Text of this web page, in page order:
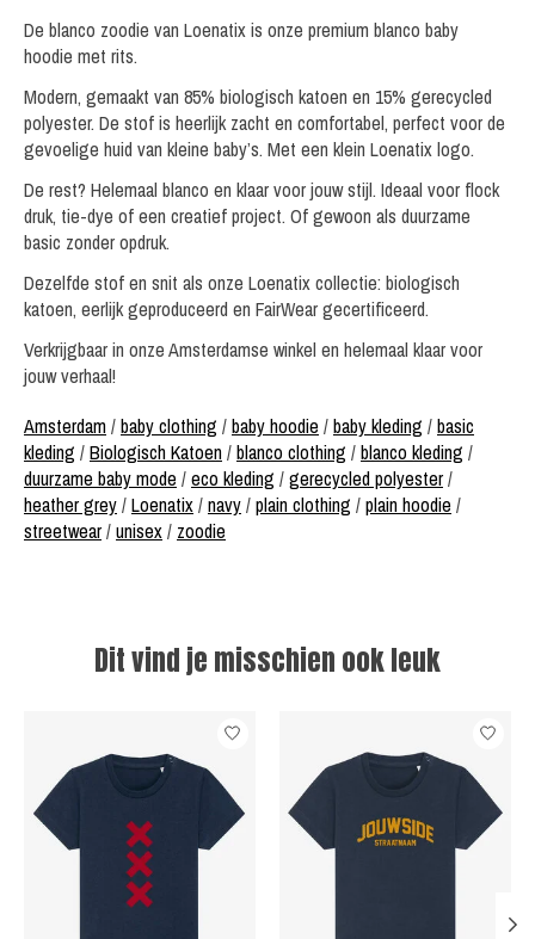
De blanco zoodie van Loenatix is onze premium blanco baby
hoodie met rits.
Modern, gemaakt van 85% biologisch katoen en 15% gerecycled
polyester. De stof is heerlijk zacht en comfortabel, perfect voor de
gevoelige huid van kleine baby’s. Met een klein Loenatix logo.
De rest? Helemaal blanco en klaar voor jouw stijl. Ideaal voor flock
druk, tie-dye of een creatief project. Of gewoon als duurzame
basic zonder opdruk.
Dezelfde stof en snit als onze Loenatix collectie: biologisch
katoen, eerlijk geproduceerd en FairWear gecertificeerd.
Verkrijgbaar in onze Amsterdamse winkel en helemaal klaar voor
jouw verhaal!
Amsterdam/baby clothing /baby hoodie /baby kleding /basic
kleding /Biologisch Katoen/blanco clothing /blanco kleding /
duurzame baby mode /eco kleding /gerecycled polyester/
heather grey/Loenatix/navy/plain clothing /plain hoodie /
streetwear/unisex/ zoodie
Dit vind je misschien ook leuk